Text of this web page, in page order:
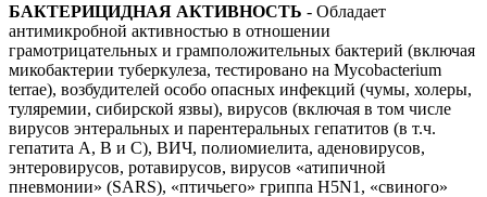
БАКТЕРИЦИДНАЯ АКТИВНОСТЬ - Обладает
антимикробной активностью в отношении
грамотрицательных и грамположительных бактерий (включая
микобактерии туберкулеза, тестировано на Mycobacterium
terrae), возбудителей особо опасных инфекций (чумы, холеры,
туляремии, сибирской язвы), вирусов (включая в том числе
вирусов энтеральных и парентеральных гепатитов (в т.ч.
гепатита А, В и С), ВИЧ, полиомиелита, аденовирусов,
энтеровирусов, ротавирусов, вирусов «атипичной
пневмонии» (SARS), «птичьего» гриппа H5N1, «свиного»